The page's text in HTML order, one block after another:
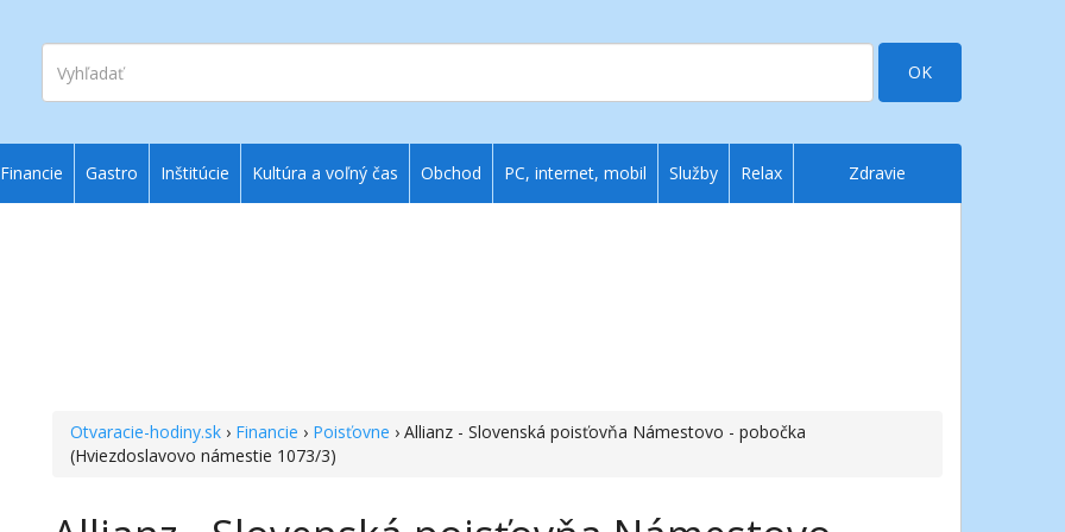
Vyhľadať
OK
Otvaracie-hodiny.sk › Financie › Poisťovne › Allianz - Slovenská poisťovňa Námestovo - pobočka
(Hviezdoslavovo námestie 1073/3)
Financie Gastro Inštitúcie Kultúra a voľný čas Obchod PC, internet, mobil Služby Relax Zdravie